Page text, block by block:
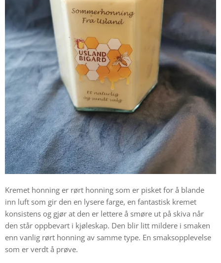
Kremet honning er rørt honning som er pisket for å blande
inn luft som gir den en lysere farge, en fantastisk kremet
konsistens og gjør at den er lettere å smøre ut på skiva når
den står oppbevart i kjøleskap. Den blir litt mildere i smaken
enn vanlig rørt honning av samme type. En smaksopplevelse
som er verdt å prøve.